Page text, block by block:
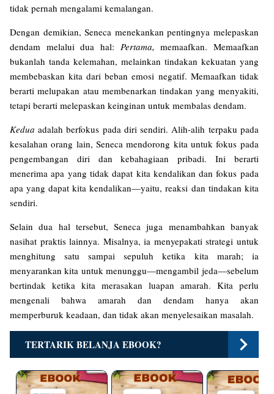
tidak pernah mengalami kemalangan.
Dengan demikian, Seneca menekankan pentingnya melepaskan
dendam melalui dua hal: Pertama,memaafkan. Memaafkan
bukanlah tanda kelemahan, melainkan tindakan kekuatan yang
membebaskan kita dari beban emosi negatif. Memaafkan tidak
berarti melupakan atau membenarkan tindakan yang menyakiti,
tetapi berarti melepaskan keinginan untuk membalas dendam.
Kedua adalah berfokus pada diri sendiri. Alih-alih terpaku pada
kesalahan orang lain, Seneca mendorong kita untuk fokus pada
pengembangan diri dan kebahagiaan pribadi. Ini berarti
menerima apa yang tidak dapat kita kendalikan dan fokus pada
apa yang dapat kita kendalikan—yaitu, reaksi dan tindakan kita
sendiri.
Selain dua hal tersebut, Seneca juga menambahkan banyak
nasihat praktis lainnya. Misalnya, ia menyepakati strategi untuk
menghitung satu sampai sepuluh ketika kita marah; ia
menyarankan kita untuk menunggu—mengambil jeda—sebelum
bertindak ketika kita merasakan luapan amarah. Kita perlu
mengenali bahwa amarah dan dendam hanya akan
memperburuk keadaan, dan tidak akan menyelesaikan masalah.
TERTARIK BELANJA EBOOK?